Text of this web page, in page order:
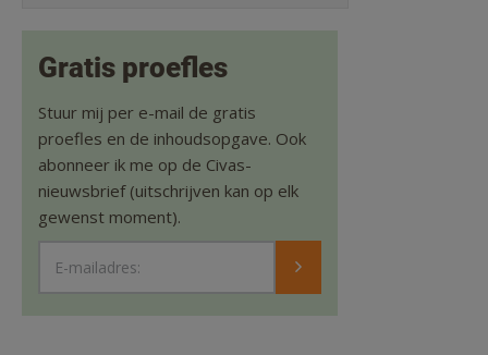
Gratis proefles
Stuur mij per e-mail de gratis
proefles en de inhoudsopgave. Ook
abonneer ik me op de Civas-
nieuwsbrief (uitschrijven kan op elk
gewenst moment).
E-mailadres: